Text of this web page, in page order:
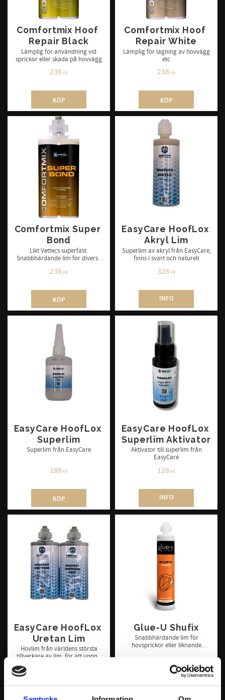
Comfortmix Hoof
Repair Black
Lämplig för användning vid
sprickor eller skada på hovvägg
238KR
KÖP
Comfortmix Hoof
Repair White
Lämplig för lagning av hovvägg
etc
238KR
KÖP
Comfortmix Super
Bond
Likt Vettecs superfast.
Snabbhärdande lim för diverse
238KR
KÖP
EasyCare HoofLox
Akryl Lim
Superlim av akryl från EasyCare,
finns i svart och naturell
328KR
INFO
EasyCare HoofLox
Superlim
Superlim från EasyCare
188KR
KÖP
EasyCare HoofLox
Superlim Aktivator
Aktivator till superlim från
EasyCare
128KR
INFO
EasyCare HoofLox
Uretan Lim
Hovlim från världens största
tillverkare av lim, för att uppnå
INFO
Glue-U Shufix
Snabbhärdande lim för
hovsprickor eller liknande
KR